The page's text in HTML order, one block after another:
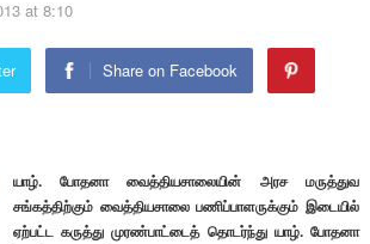
at 8:10
Share on Facebook
யாழ். போதனா வைத்தியசாலையின் அரச மருத்துவ
சங்கத்திற்கும் வைத்தியசாலை பணிப்பாளருக்கும் இடையில்
ஏற்பட்ட கருத்து முரண்பாட்டைத் தொடர்ந்துயாழ். போதனா